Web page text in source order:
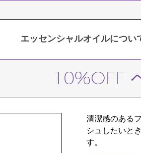
エッセンシャルオイルについ
10%OFF
清潔感のある
シュしたいと
す。